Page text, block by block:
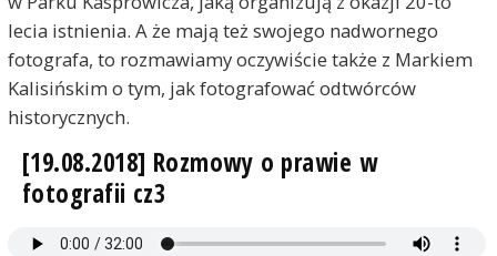
lecia istnienia. A że mają też swojego nadwornego
fotografa, to rozmawiamy oczywiście także z Markiem
Kalisińskim o tym, jak fotografować odtwórców
historycznych.
[19.08.2018] Rozmowy o prawie w
fotografii cz3